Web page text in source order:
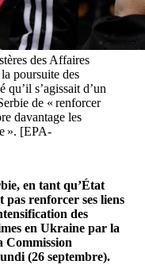
des Affaires
poursuite des
s’agissait d’un
de « renforcer
davantage les
». [EPA-
en tant qu’État
pas renforcer ses liens
des
en Ukraine par la
Commission
(26 septembre).